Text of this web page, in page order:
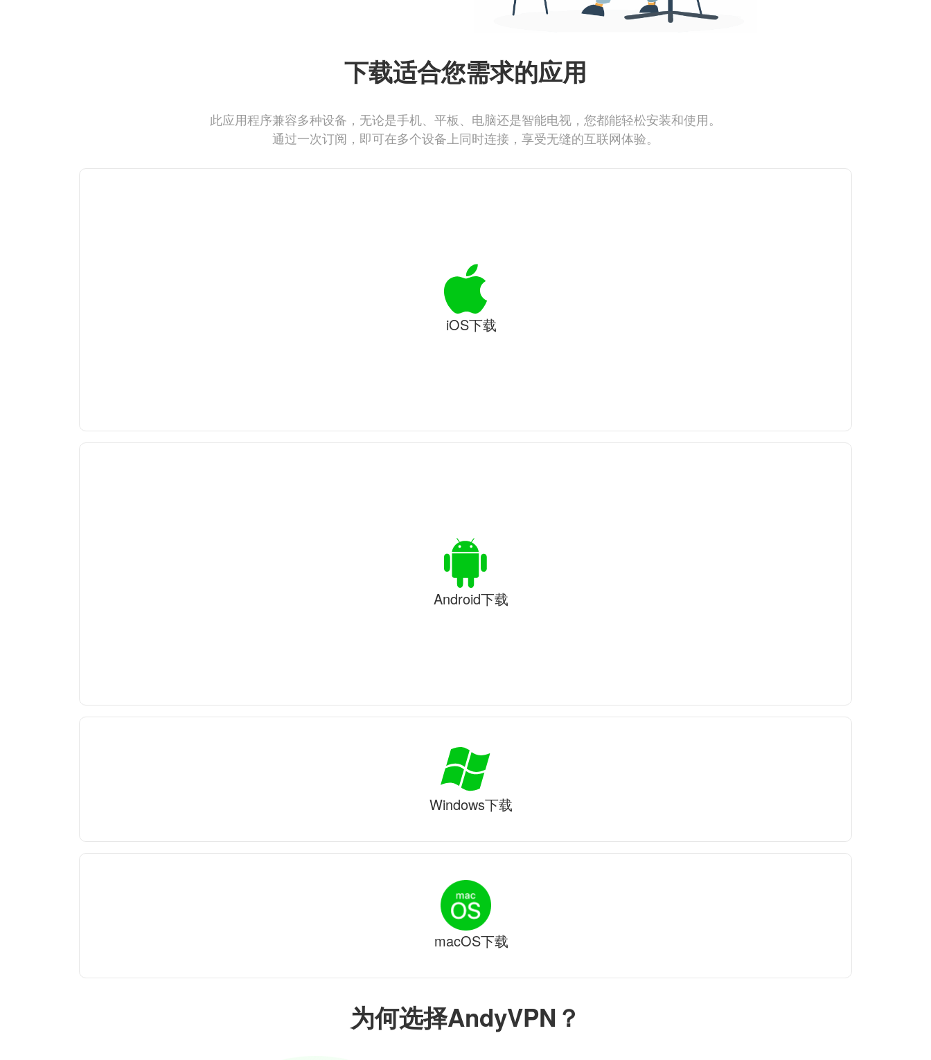
为何选择AndyVPN？
下载适合您需求的应用
此应用程序兼容多种设备，无论是手机、平板、电脑还是智能电视，您都能轻松安装和使用。
通过一次订阅，即可在多个设备上同时连接，享受无缝的互联网体验。
iOS下载
Android下载
Windows下载
macOS下载